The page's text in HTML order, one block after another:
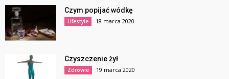
Czym popijać wódkę
Lifestyle 18 marca 2020
Czyszczenie żył
Zdrowie 19 marca 2020